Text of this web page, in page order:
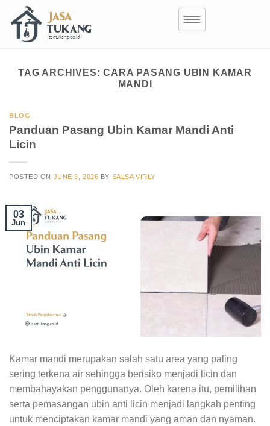
TAG ARCHIVES:CARA PASANG UBIN KAMAR
MANDI
BLOG
Panduan Pasang Ubin Kamar Mandi Anti
Licin
POSTED ON JUNE 3, 2026 BY SALSA VIRLY
03
Jun
Kamar mandi merupakan salah satu area yang paling
sering terkena air sehingga berisiko menjadi licin dan
membahayakan penggunanya. Oleh karena itu, pemilihan
serta pemasangan ubin anti licin menjadi langkah penting
untuk menciptakan kamar mandi yang aman dan nyaman.